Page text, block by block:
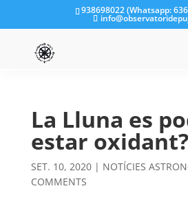
938698022 (Whatsapp:
La Lluna es
estar oxidant?
SET. 10, 2020| NOTÍCIES
COMMENTS